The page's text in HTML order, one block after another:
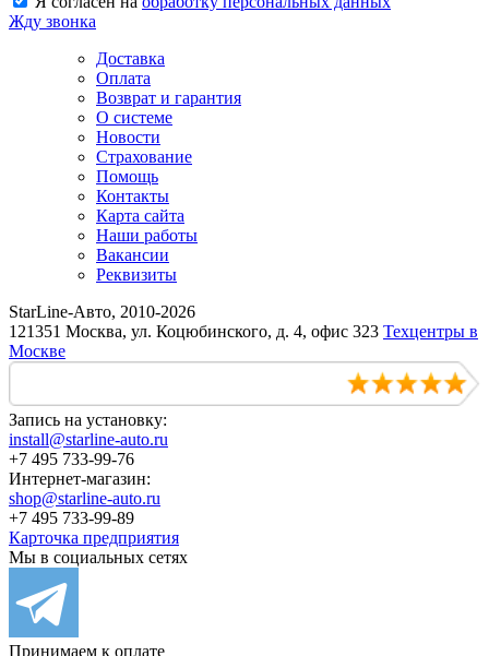
Жду звонка
Доставка
Оплата
Возврат и гарантия
О системе
Новости
Страхование
Помощь
Контакты
Карта сайта
Наши работы
Вакансии
Реквизиты
StarLine-Авто, 2010-2026
121351 Москва, ул. Коцюбинского, д. 4, офис 323 Техцентры в
Москве
Запись на установку:
install@starline-auto.ru
+7 495 733-99-76
Интернет-магазин:
shop@starline-auto.ru
+7 495 733-99-89
Карточка предприятия
Мы в социальных сетях
Принимаем к оплате